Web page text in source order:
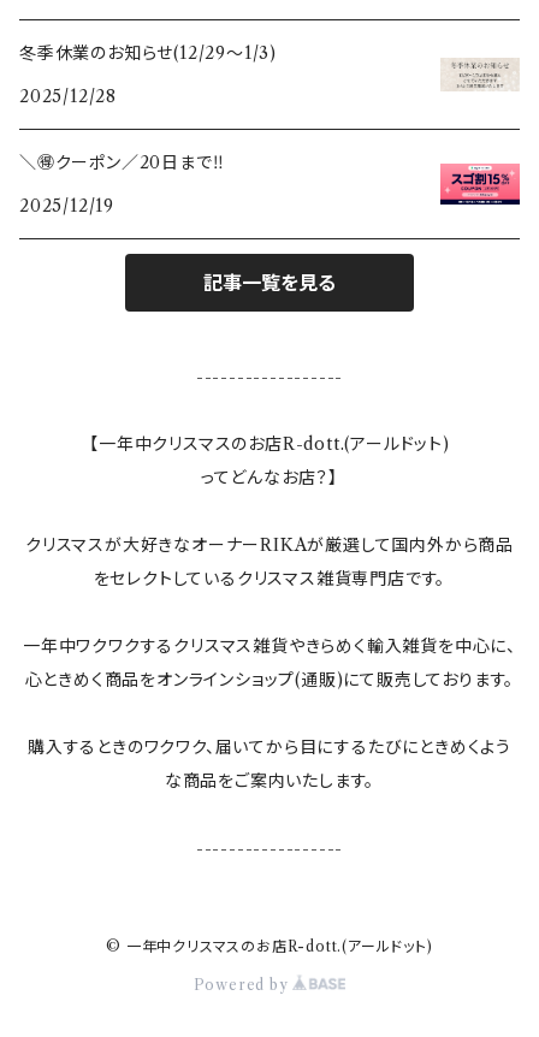
ガラスベース(花瓶、燭台)
カレンダー
敷き物
すべてのインテリア雑貨
スウェーデン
冬季休業のお知らせ(12/29〜1/3)
2025/12/28
＼🉐クーポン／20日まで‼️
2025/12/19
記事一覧を見る
------------------
【一年中クリスマスのお店R-dott.(アールドット)
ってどんなお店？】
クリスマスが大好きなオーナーRIKAが厳選して国内外から商品
をセレクトしているクリスマス雑貨専門店です。
一年中ワクワクするクリスマス雑貨やきらめく輸入雑貨を中心に、
心ときめく商品をオンラインショップ(通販)にて販売しております。
購入するときのワクワク、届いてから目にするたびにときめくよう
な商品をご案内いたします。
------------------
© 一年中クリスマスのお店R-dott.(アールドット)
Powered by